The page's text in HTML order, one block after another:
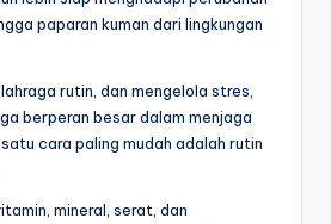
paparan kuman dari lingkungan
rutin, dan mengelola stres,
berperan besar dalam menjaga
cara paling mudah adalah rutin
mineral, serat, dan